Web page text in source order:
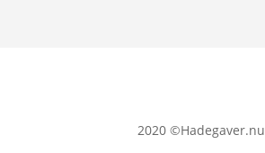
2020 ©Hadegaver.nu